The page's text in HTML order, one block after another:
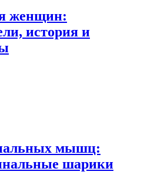
женщин:
история и
мышц:
шарики